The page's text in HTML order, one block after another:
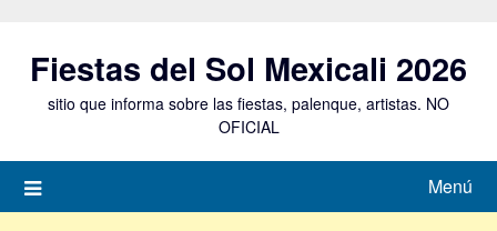
contenido
Fiestas del Sol Mexicali 2026
sitio que informa sobre las fiestas, palenque, artistas. NO
OFICIAL
Menú